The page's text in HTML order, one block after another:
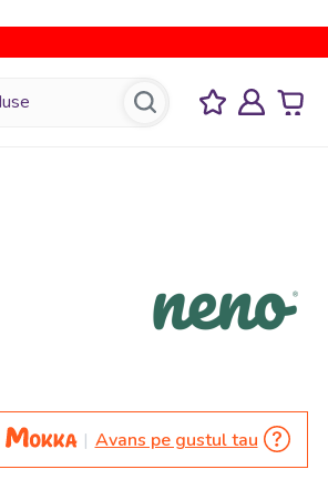
Avans pe gustul tau